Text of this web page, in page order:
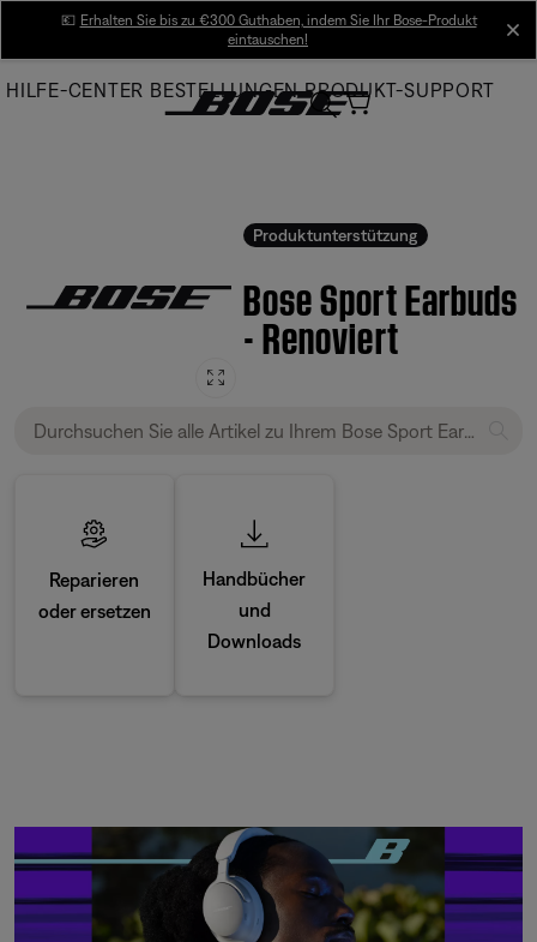
Main
💶 Erhalten Sie bis zu €300 Guthaben, indem Sie Ihr Bose-Produkt
eintauschen!
HILFE-CENTER BESTELLUNGEN PRODUKT-SUPPORT
Produktunterstützung
Bose Sport Earbuds
- Renoviert
Reparieren
oder ersetzen
Handbücher
und
Downloads